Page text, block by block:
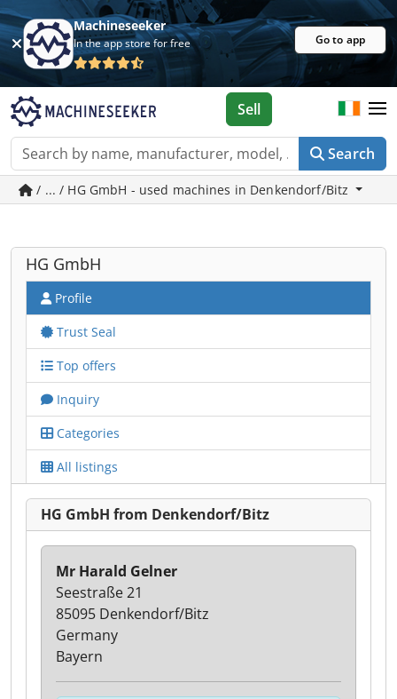
Machineseeker
In the app store for free Go to app
Search
Sell
/ ... / HG GmbH - used machines in Denkendorf/Bitz
HG GmbH
Profile
Trust Seal
Top offers
Inquiry
Categories
All listings
HG GmbH from Denkendorf/Bitz
Mr Harald Gelner
Seestraße 21
85095 Denkendorf/Bitz
Germany
Bayern